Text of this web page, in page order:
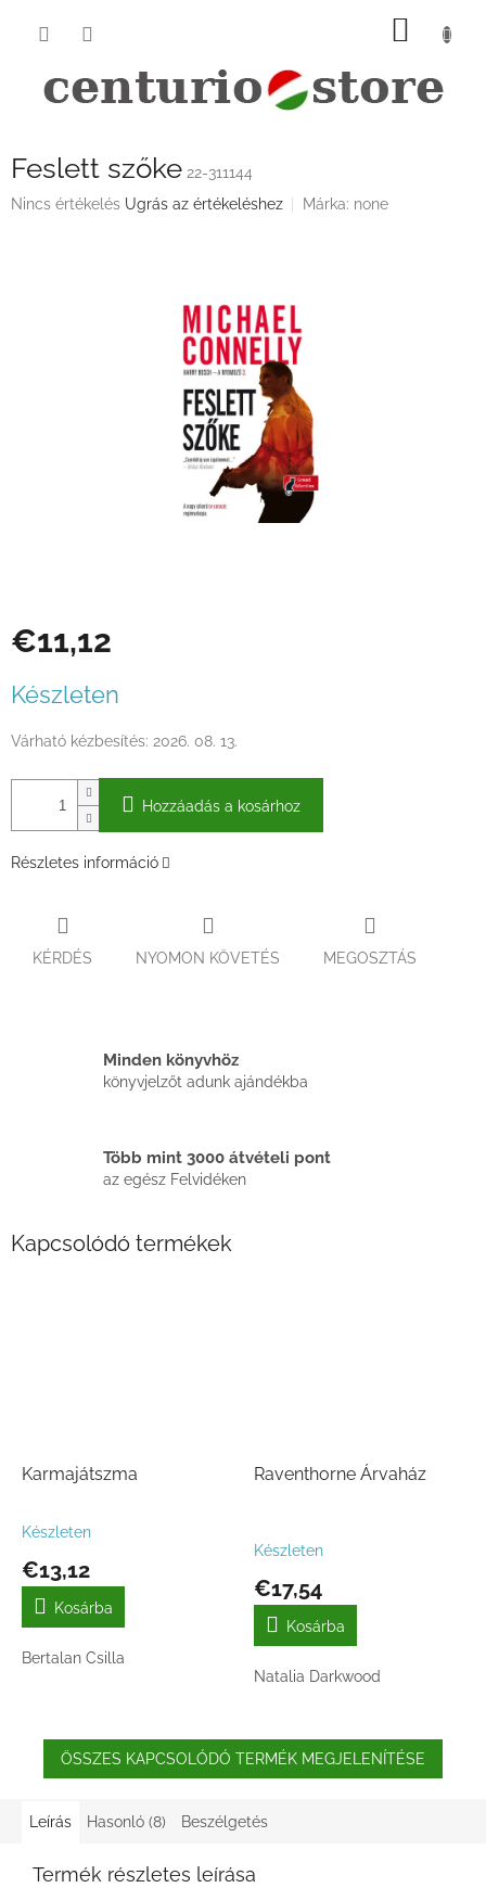
KOSÁR
Feslett szőke 22-311144
A
Nincs értékelés Ugrás az értékeléshez Márka: none
€11,12
Készleten
Várható kézbesítés: 2026. 08. 13.
Hozzáadás a kosárhoz
Részletes információ
KÉRDÉS NYOMON KÖVETÉS MEGOSZTÁS
Minden könyvhöz
könyvjelzőt adunk ajándékba
Több mint 3000 átvételi pont
az egész Felvidéken
Kapcsolódó termékek
Karmajátszma
A
átlagos
értékelése
5-
1,0
Készleten
€13,12
Kosárba
Bertalan Csilla
Raventhorne Árvaház
Készleten
€17,54
Kosárba
Natalia Darkwood
ÖSSZES KAPCSOLÓDÓ TERMÉK MEGJELENÍTÉSE
Leírás Hasonló (8) Beszélgetés
Termék részletes leírása